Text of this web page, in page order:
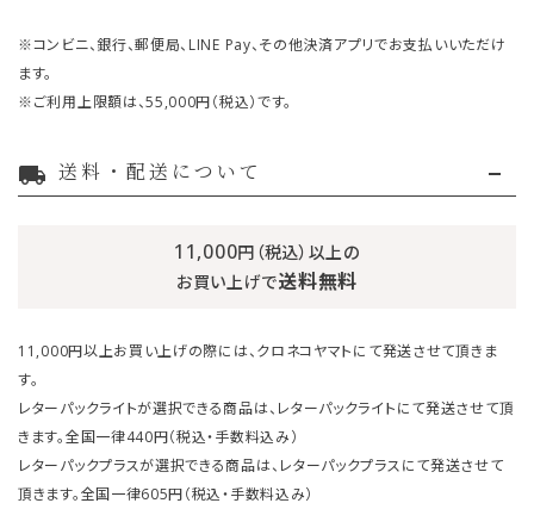
※コンビニ、銀行、郵便局、LINE Pay、その他決済アプリでお支払いいただけ
ます。
※ご利用上限額は、55,000円（税込）です。
local_shipping 送料・配送について
11,000円（税込）以上の
お買い上げで送料無料
11,000円以上お買い上げの際には、クロネコヤマトにて発送させて頂きま
す。
レターパックライトが選択できる商品は、レターパックライトにて発送させて頂
きます。全国一律440円（税込・手数料込み）
レターパックプラスが選択できる商品は、レターパックプラスにて発送させて
頂きます。全国一律605円（税込・手数料込み）